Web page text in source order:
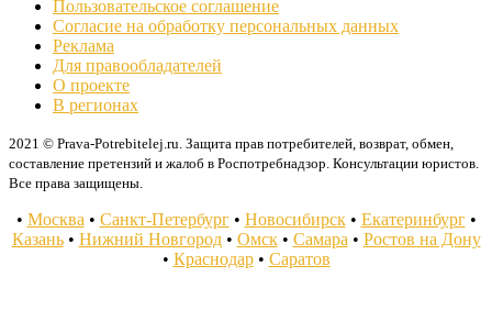
Пользовательское соглашение
Согласие на обработку персональных данных
Реклама
Для правообладателей
О проекте
В регионах
2021 © Prava-Potrebitelej.ru. Защита прав потребителей, возврат, обмен,
составление претензий и жалоб в Роспотребнадзор. Консультации юристов.
Все права защищены.
• Москва • Санкт-Петербург• Новосибирск• Екатеринбург•
Казань• Нижний Новгород• Омск• Самара • Ростов на Дону
• Краснодар• Саратов